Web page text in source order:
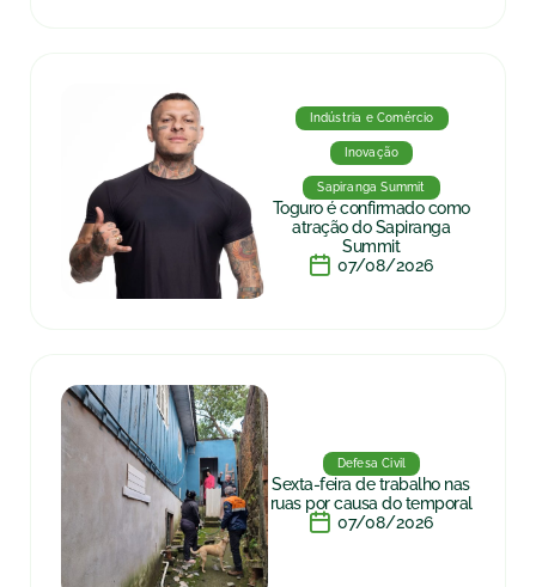
Indústria e Comércio
Inovação
Sapiranga Summit
Toguro é confirmado como
atração do Sapiranga
Summit
07/08/2026
Defesa Civil
Sexta-feira de trabalho nas
ruas por causa do temporal
07/08/2026